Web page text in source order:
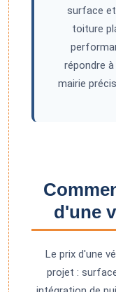
surface et
toiture
répondre
mairie
d'une
Le prix d'une
projet :